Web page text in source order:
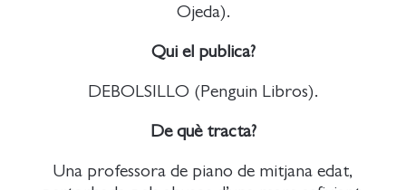
Ojeda).
Qui el publica?
DEBOLSILLO (Penguin Libros).
De què tracta?
Una professora de piano de mitjana edat,